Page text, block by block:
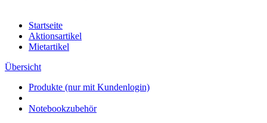
Startseite
Aktionsartikel
Mietartikel
Übersicht
Produkte (nur mit Kundenlogin)
Notebookzubehör